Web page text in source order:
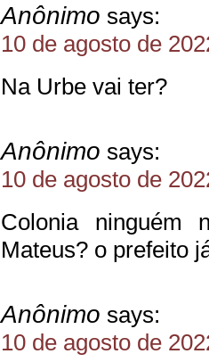
Anônimo says:
10 de agosto de
Na Urbe vai ter?
Anônimo says:
10 de agosto de
Colonia ninguém
Mateus? o prefeito
Anônimo says:
10 de agosto de